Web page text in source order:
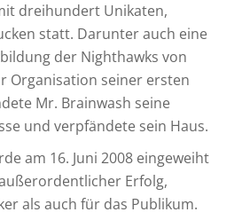
dreihundert Unikaten,
statt. Darunter auch eine
der Nighthawks von
Organisation seiner ersten
Mr. Brainwash seine
und verpfändete sein Haus.
am 16. Juni 2008 eingeweiht
Erfolg,
als auch für das Publikum.